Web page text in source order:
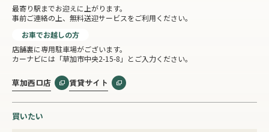
最寄り駅までお迎えに上がります。
事前ご連絡の上、無料送迎サービスをご利用ください。
お車でお越しの方
店舗裏に専用駐車場がございます。
カーナビには「草加市中央2-15-8」とご入力ください。
草加西口店 賃貸サイト
買いたい